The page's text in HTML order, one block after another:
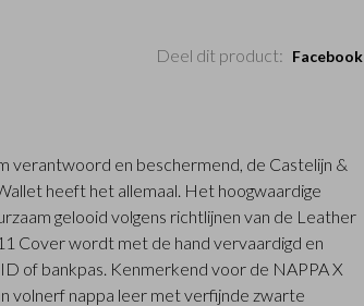
Deel dit product: Facebook
verantwoord en beschermend, de Castelijn &
heeft het allemaal. Het hoogwaardige
gelooid volgens richtlijnen van de Leather
Cover wordt met de hand vervaardigd en
of bankpas. Kenmerkend voor de NAPPA X
volnerf nappa leer met verfijnde zwarte